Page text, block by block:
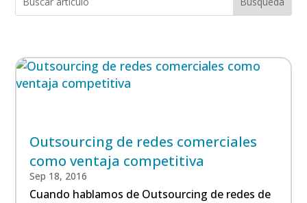
Outsourcing de redes comerciales
como ventaja competitiva
Sep 18, 2016
Cuando hablamos de Outsourcing de redes de